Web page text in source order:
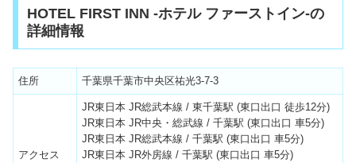
HOTEL FIRST INN -ホテル ファーストイン-の
詳細情報
住所 千葉県千葉市中央区祐光3-7-3
アクセス
JR東日本 JR総武本線 / 東千葉駅 (東口出口 徒歩12分)
JR東日本 JR中央・総武線 / 千葉駅 (東口出口 車5分)
JR東日本 JR総武本線 / 千葉駅 (東口出口 車5分)
JR東日本 JR外房線 / 千葉駅 (東口出口 車5分)